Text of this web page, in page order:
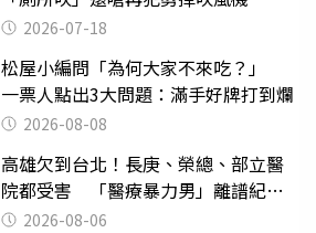
2026-07-18
松屋小編問「為何大家不來吃？」
一票人點出3大問題：滿手好牌打到爛
2026-08-08
高雄欠到台北！長庚、榮總、部立醫
院都受害 「醫療暴力男」離譜紀錄
曝光2026-08-06